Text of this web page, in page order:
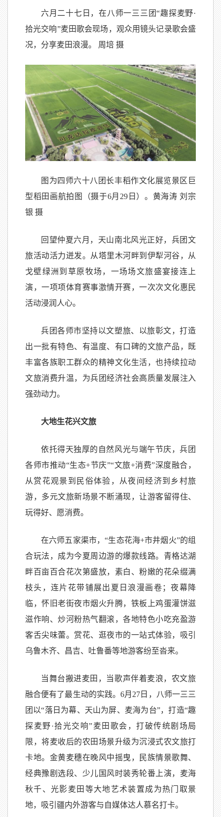
六月二十七日，在八师一三三团“趣探麦野·
拾光交响”麦田歌会现场，观众用镜头记录歌会盛
况，分享麦田浪漫。 周培 摄
图为四师六十八团长丰稻作文化展览景区巨
型稻田画航拍图（摄于6月29日）。黄海涛 刘宗
银 摄
回望仲夏六月，天山南北风光正好，兵团文
旅活动活力迸发。从塔里木河畔到伊犁河谷，从
戈壁绿洲到草原牧场，一场场文旅盛宴接连上
演，一项项体育赛事激情开赛，一次次文化惠民
活动浸润人心。
兵团各师市坚持以文塑旅、以旅彰文，打造
出一批有特色、有温度、有口碑的文旅产品，既
丰富各族职工群众的精神文化生活，也持续拉动
文旅消费升温，为兵团经济社会高质量发展注入
强劲动力。
大地生花兴文旅
依托得天独厚的自然风光与端午节庆，兵团
各师市推动“生态+节庆”“文旅+消费”深度融合，
从赏花观景到民俗体验，从夜间经济到乡村旅
游，多元文旅新场景不断涌现，让游客留得住、
玩得好、愿消费。
在六师五家渠市，“生态花海+市井烟火”的组
合玩法，成为今夏周边游的爆款线路。青格达湖
畔百亩百合花次第盛放，素白、粉嫩的花朵缀满
枝头，连片花带铺展出夏日浪漫画卷；夜幕降
临，怀旧老街夜市烟火升腾，铁板上鸡蛋灌饼滋
滋作响、炒河粉热气翻滚，各地特色小吃充盈游
客舌尖味蕾。赏花、逛夜市的一站式体验，吸引
乌鲁木齐、昌吉、吐鲁番等地游客纷至沓来。
当舞台搬进麦田，当歌声伴着麦浪，农文旅
融合便有了最生动的实践。6月27日，八师一三三
团以“落日为幕、天山为屏、麦海为台”，打造“趣
探麦野·拾光交响”麦田歌会，打破传统剧场局
限，将麦收后的农田场景升级为沉浸式农文旅打
卡地。金黄麦穗在晚风中摇曳，民族情景歌舞、
经典豫剧选段、少儿国风时装秀轮番上演，麦海
秋千、光影麦田等大地艺术装置成为热门取景
地，吸引疆内外游客与自媒体达人慕名打卡。